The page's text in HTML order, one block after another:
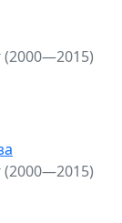
(2000—2015)
(2000—2015)